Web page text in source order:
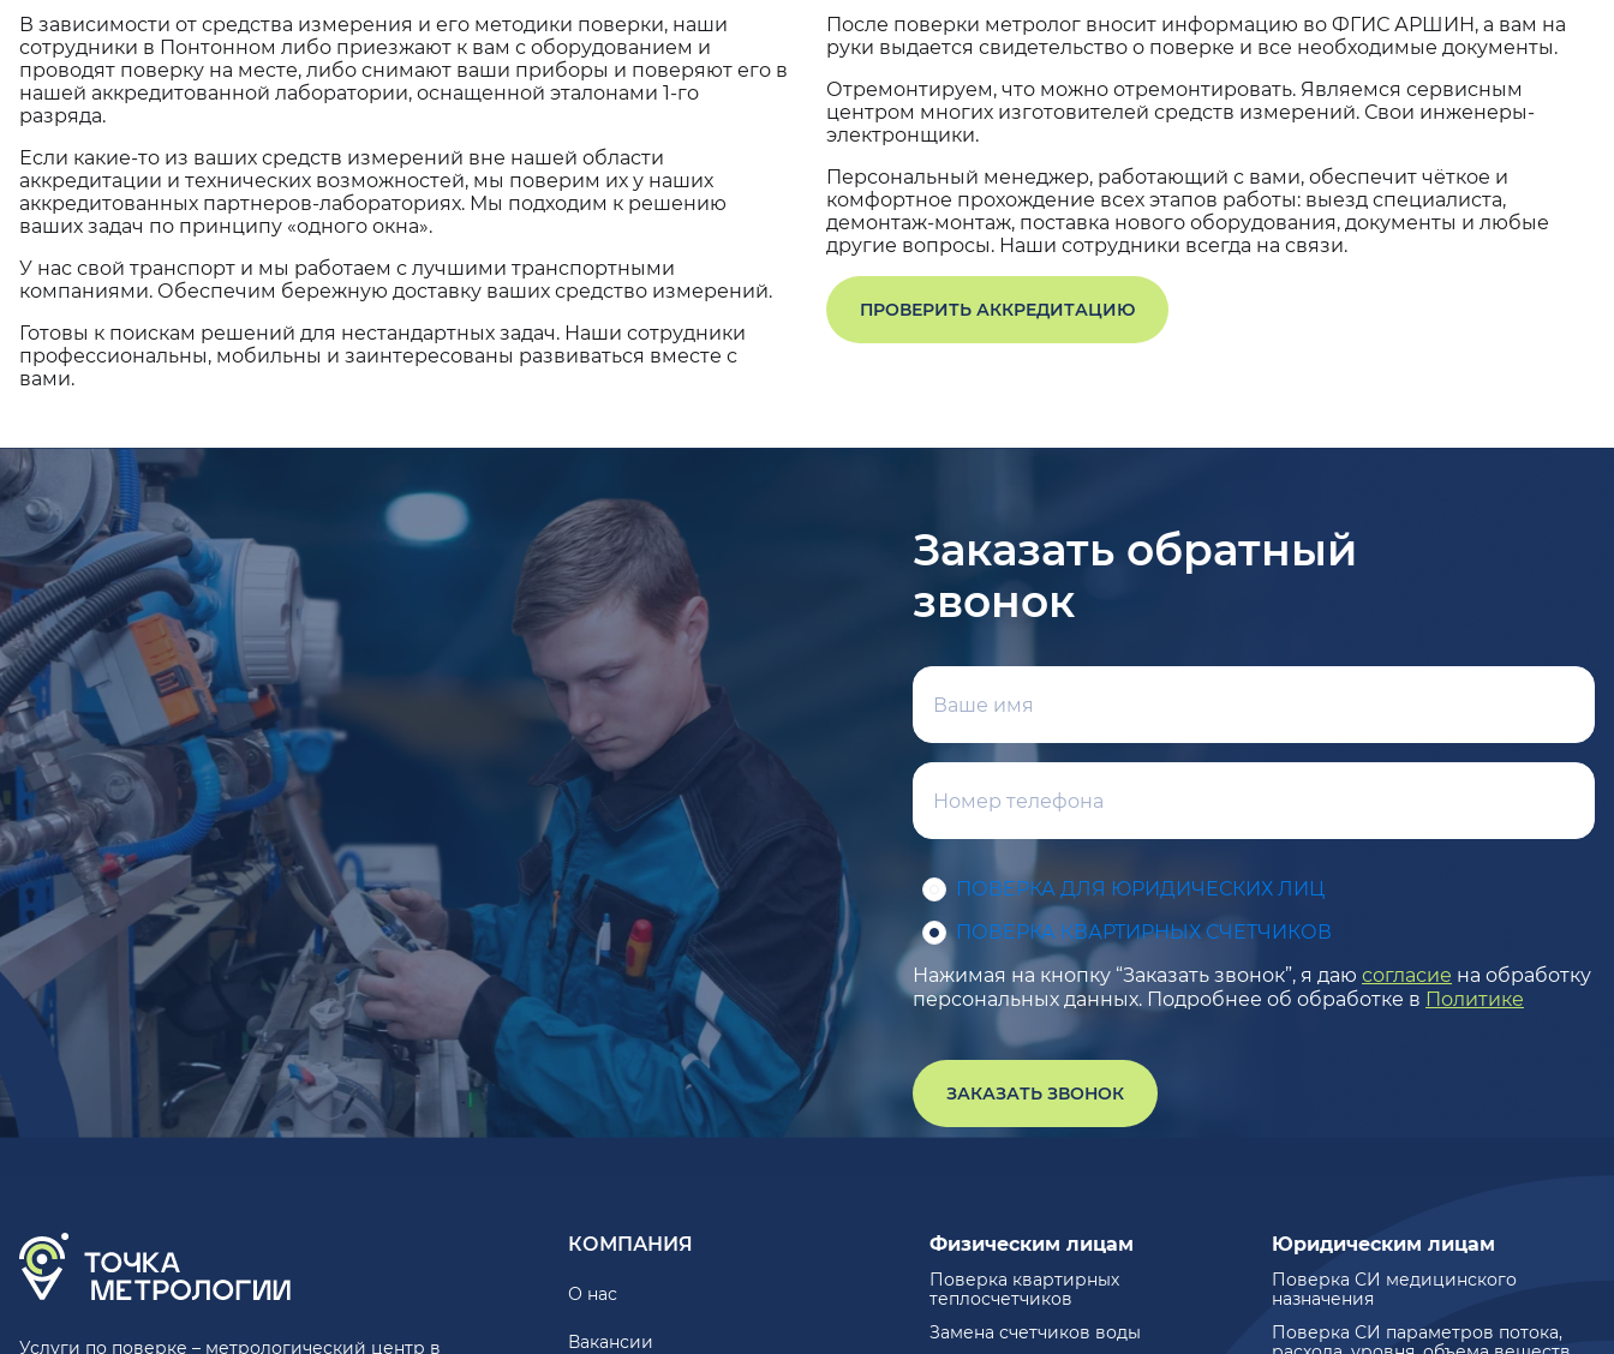
В зависимости от средства измерения и его методики поверки, наши
сотрудники в Понтонном либо приезжают к вам с оборудованием и
проводят поверку на месте, либо снимают ваши приборы и поверяют его в
нашей аккредитованной лаборатории, оснащенной эталонами 1-го
разряда.
Если какие-то из ваших средств измерений вне нашей области
аккредитации и технических возможностей, мы поверим их у наших
аккредитованных партнеров-лабораториях. Мы подходим к решению
ваших задач по принципу «одного окна».
У нас свой транспорт и мы работаем с лучшими транспортными
компаниями. Обеспечим бережную доставку ваших средство измерений.
Готовы к поискам решений для нестандартных задач. Наши сотрудники
профессиональны, мобильны и заинтересованы развиваться вместе с
вами.
После поверки метролог вносит информацию во ФГИС АРШИН, а вам на
руки выдается свидетельство о поверке и все необходимые документы.
Отремонтируем, что можно отремонтировать. Являемся сервисным
центром многих изготовителей средств измерений. Свои инженеры-
электронщики.
Персональный менеджер, работающий с вами, обеспечит чёткое и
комфортное прохождение всех этапов работы: выезд специалиста,
демонтаж-монтаж, поставка нового оборудования, документы и любые
другие вопросы. Наши сотрудники всегда на связи.
ПРОВЕРИТЬ АККРЕДИТАЦИЮ
Заказать обратный
звонок
ПОВЕРКА ДЛЯ ЮРИДИЧЕСКИХ ЛИЦ
ПОВЕРКА КВАРТИРНЫХ СЧЕТЧИКОВ
Нажимая на кнопку “Заказать звонок”, я даю согласие на обработку
персональных данных. Подробнее об обработке в Политике
ЗАКАЗАТЬ ЗВОНОК
Услуги по поверке – метрологический центр в
КОМПАНИЯ
О нас
Вакансии
Физическим лицам
Поверка квартирных
теплосчетчиков
Замена счетчиков воды
Юридическим лицам
Поверка СИ медицинского
назначения
Поверка СИ параметров потока,